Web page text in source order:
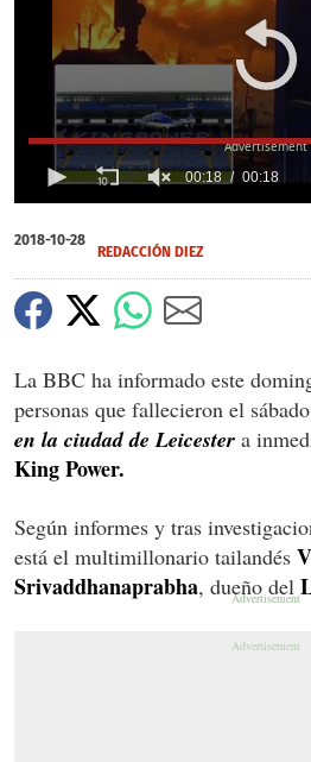
of
18
00:18 00:18
2018-10-28
REDACCIÓN DIEZ
La BBC ha informado este
personas que fallecieron el
en la ciudad de Leicester a
King Power.
Según informes y tras
está el multimillonario tailandés
Srivaddhanaprabha, dueño del